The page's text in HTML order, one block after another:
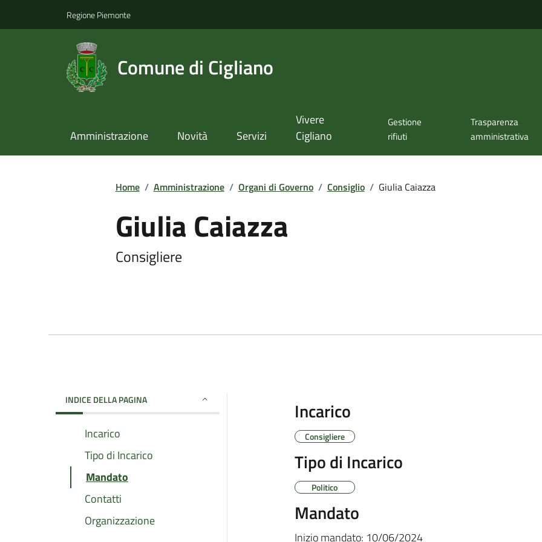
Regione Piemonte
Comune di Cigliano
Amministrazione Novità Servizi
Vivere
Cigliano
Gestione
rifiuti
Trasparenza
amministrativa
Home / Amministrazione / Organi di Governo / Consiglio / Giulia Caiazza
Giulia Caiazza
Consigliere
INDICE DELLA PAGINA
Incarico
Tipo di Incarico
Mandato
Contatti
Organizzazione
Incarico
Consigliere
Tipo di Incarico
Politico
Mandato
Inizio mandato: 10/06/2024